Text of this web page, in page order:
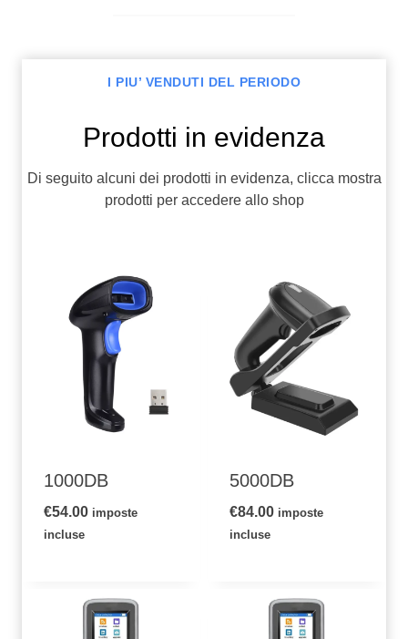
I PIU’ VENDUTI DEL PERIODO
Prodotti in evidenza
Di seguito alcuni dei prodotti in evidenza, clicca mostra
prodotti per accedere allo shop
1000DB
€54.00 imposte
incluse
5000DB
€84.00 imposte
incluse